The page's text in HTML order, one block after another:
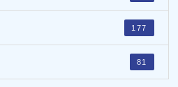
177
81